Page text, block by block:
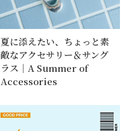
夏に添えたい、ちょっと素
敵なアクセサリー＆サング
ラス｜A Summer of
Accessories